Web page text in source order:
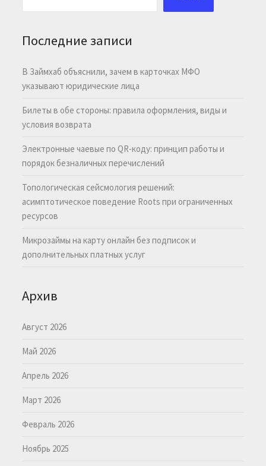
Последние записи
В Займхаб объяснили, зачем в карточках МФО
указывают юридические лица
Билеты в обе стороны: правила оформления, виды и
условия возврата
Электронные чаевые по QR-коду: принцип работы и
порядок безналичных перечислений
Топологическая сейсмология решений:
асимптотическое поведение Roots при ограниченных
ресурсов
Микрозаймы на карту онлайн без подписок и
дополнительных платных услуг
Архив
Август 2026
Май 2026
Апрель 2026
Март 2026
Февраль 2026
Ноябрь 2025